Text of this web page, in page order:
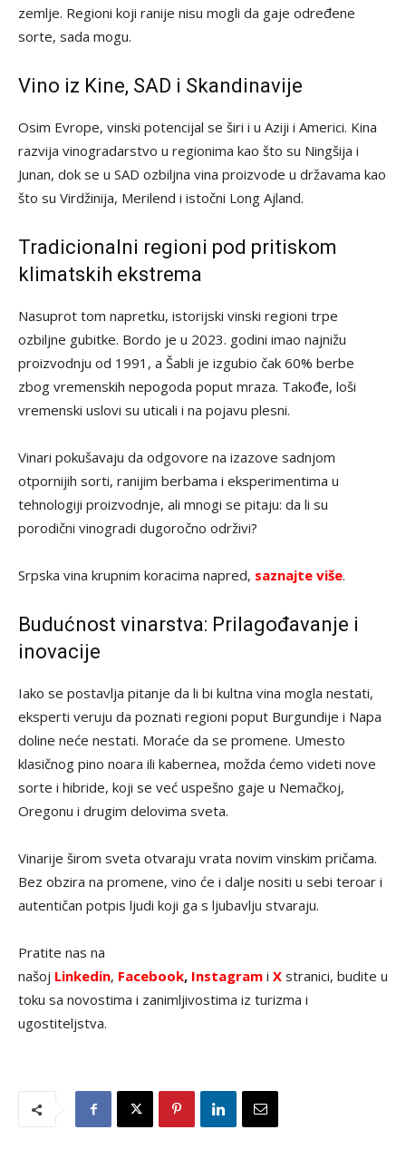
zemlje. Regioni koji ranije nisu mogli da gaje određene
sorte, sada mogu.
Vino iz Kine, SAD i Skandinavije
Osim Evrope, vinski potencijal se širi i u Aziji i Americi. Kina
razvija vinogradarstvo u regionima kao što su Ningšija i
Junan, dok se u SAD ozbiljna vina proizvode u državama kao
što su Virdžinija, Merilend i istočni Long Ajland.
Tradicionalni regioni pod pritiskom
klimatskih ekstrema
Nasuprot tom napretku, istorijski vinski regioni trpe
ozbiljne gubitke. Bordo je u 2023. godini imao najnižu
proizvodnju od 1991, a Šabli je izgubio čak 60% berbe
zbog vremenskih nepogoda poput mraza. Takođe, loši
vremenski uslovi su uticali i na pojavu plesni.
Vinari pokušavaju da odgovore na izazove sadnjom
otpornijih sorti, ranijim berbama i eksperimentima u
tehnologiji proizvodnje, ali mnogi se pitaju: da li su
porodični vinogradi dugoročno održivi?
Srpska vina krupnim koracima napred, saznajte više.
Budućnost vinarstva: Prilagođavanje i
inovacije
Iako se postavlja pitanje da li bi kultna vina mogla nestati,
eksperti veruju da poznati regioni poput Burgundije i Napa
doline neće nestati. Moraće da se promene. Umesto
klasičnog pino noara ili kabernea, možda ćemo videti nove
sorte i hibride, koji se već uspešno gaje u Nemačkoj,
Oregonu i drugim delovima sveta.
Vinarije širom sveta otvaraju vrata novim vinskim pričama.
Bez obzira na promene, vino će i dalje nositi u sebi teroar i
autentičan potpis ljudi koji ga s ljubavlju stvaraju.
Pratite nas na
našoj Linkedin, Facebook, Instagram i X stranici, budite u
toku sa novostima i zanimljivostima iz turizma i
ugostiteljstva.